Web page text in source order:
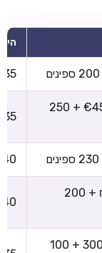
125% עד €450 + 250
עד 2,000 ₪ + 200
100% עד 300€ + 100